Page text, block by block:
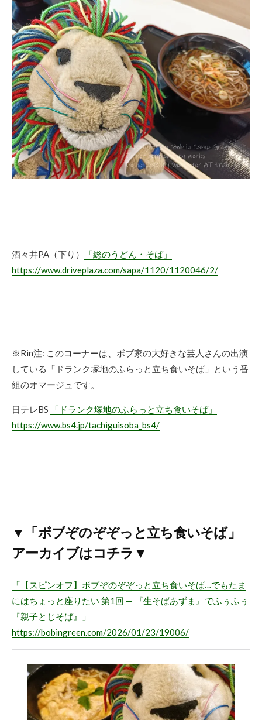
酒々井PA（下り）
「総のうどん・そば」
https://www.driveplaza.com/sapa/1120/1120046/2/
※Rin注: このコーナーは、ボブ家の大好きな芸人さんの出演
している「ドランク塚地のふらっと立ち食いそば」という番
組のオマージュです。
日テレBS
「ドランク塚地のふらっと立ち食いそば」
https://www.bs4.jp/tachiguisoba_bs4/
▼「ボブぞのぞぞっと立ち食いそば」
アーカイブはコチラ▼
「【スピンオフ】ボブぞのぞぞっと立ち食いそば…でもたま
にはちょっと座りたい 第1回 — 『生そばあずま』でふぅふぅ
『親子とじそば』」
https://bobingreen.com/2026/01/23/19006/